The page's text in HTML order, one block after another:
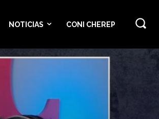
NOTICIAS CONI CHEREP